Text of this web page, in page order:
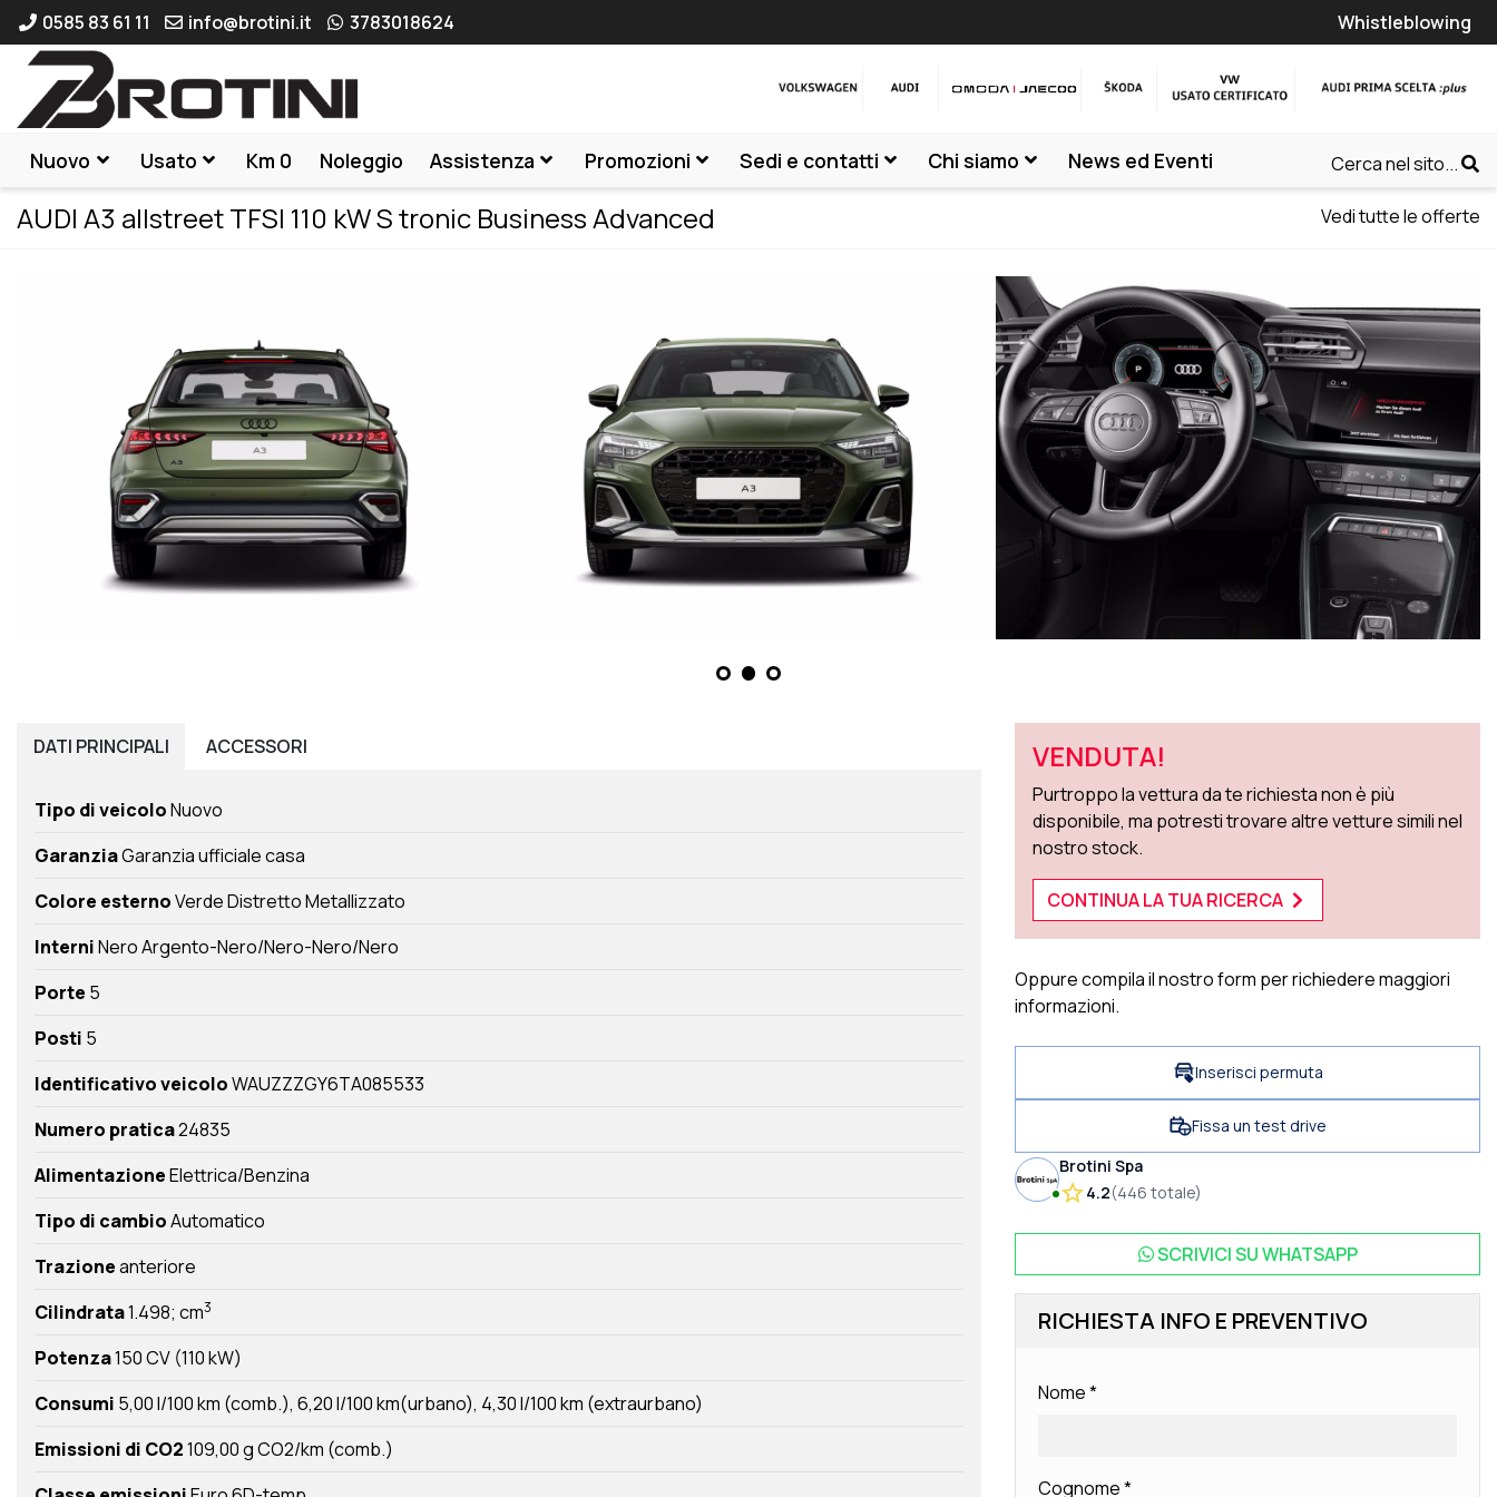
0585 83 61 11 info@brotini.it 3783018624 Whistleblowing
Nuovo Usato Km 0 Noleggio Assistenza Promozioni Sedi e contatti Chi siamo News ed Eventi Cerca nel sito...
AUDI A3 allstreet TFSI 110 kW S tronic Business Advanced Vedi tutte le offerte
DATI PRINCIPALI ACCESSORI
Tipo di veicoloNuovo
GaranziaGaranzia ufficiale casa
Colore esternoVerde Distretto Metallizzato
InterniNero Argento-Nero/Nero-Nero/Nero
Porte 5
Posti 5
Identificativo veicoloWAUZZZGY6TA085533
Numero pratica24835
AlimentazioneElettrica/Benzina
Tipo di cambioAutomatico
Trazioneanteriore
Cilindrata1.498; cm3
Potenza150 CV (110 kW)
Consumi 5,00 l/100 km (comb.) 6,20 l/100 km(urbano) 4,30 l/100 km (extraurbano)
Emissioni di CO2109,00 g CO2/km (comb.)
VENDUTA!
Purtroppo la vettura da te richiesta non è più
disponibile, ma potresti trovare altre vetture simili nel
nostro stock.
CONTINUA LA TUA RICERCA
Oppure compila il nostro form per richiedere maggiori
informazioni.
Inserisci permuta
Fissa un test drive
Brotini Spa
4.2(446 totale)
SCRIVICI SUWHATSAPP
RICHIESTA INFO E PREVENTIVO
Nome*
Cognome*